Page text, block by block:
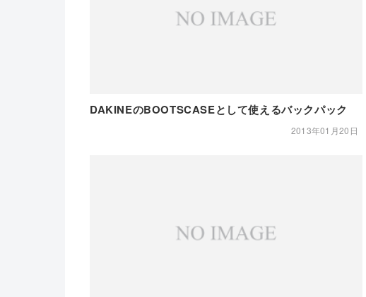
DAKINEのBOOTSCASEとして使えるバックパック
2013年01月20日